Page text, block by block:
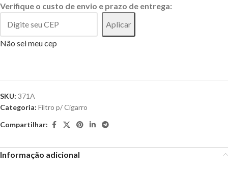
Verifique o custo de envio e prazo de entrega:
Aplicar
Não sei meu cep
SKU: 371A
Categoria: Filtro p/ Cigarro
Compartilhar:
Informação adicional